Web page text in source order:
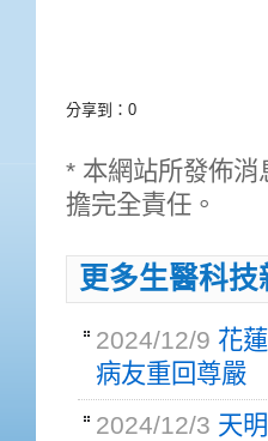
分享到： 0
* 本網站所發佈消
擔完全責任。
更多生醫科技
2024/12/9 花
病友重回尊嚴
2024/12/3 天